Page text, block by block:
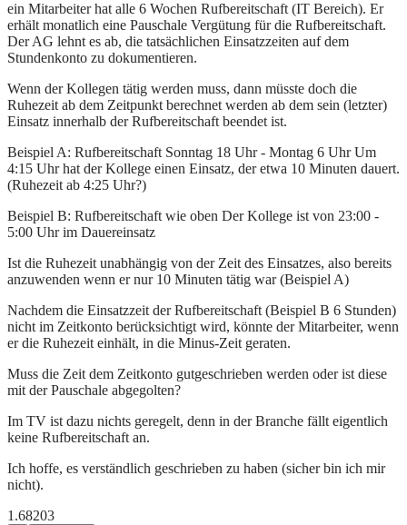
ein Mitarbeiter hat alle 6 Wochen Rufbereitschaft (IT Bereich). Er
erhält monatlich eine Pauschale Vergütung für die Rufbereitschaft.
Der AG lehnt es ab, die tatsächlichen Einsatzzeiten auf dem
Stundenkonto zu dokumentieren.
Wenn der Kollegen tätig werden muss, dann müsste doch die
Ruhezeit ab dem Zeitpunkt berechnet werden ab dem sein (letzter)
Einsatz innerhalb der Rufbereitschaft beendet ist.
Beispiel A: Rufbereitschaft Sonntag 18 Uhr - Montag 6 Uhr Um
4:15 Uhr hat der Kollege einen Einsatz, der etwa 10 Minuten dauert.
(Ruhezeit ab 4:25 Uhr?)
Beispiel B: Rufbereitschaft wie oben Der Kollege ist von 23:00 -
5:00 Uhr im Dauereinsatz
Ist die Ruhezeit unabhängig von der Zeit des Einsatzes, also bereits
anzuwenden wenn er nur 10 Minuten tätig war (Beispiel A)
Nachdem die Einsatzzeit der Rufbereitschaft (Beispiel B 6 Stunden)
nicht im Zeitkonto berücksichtigt wird, könnte der Mitarbeiter, wenn
er die Ruhezeit einhält, in die Minus-Zeit geraten.
Muss die Zeit dem Zeitkonto gutgeschrieben werden oder ist diese
mit der Pauschale abgegolten?
Im TV ist dazu nichts geregelt, denn in der Branche fällt eigentlich
keine Rufbereitschaft an.
Ich hoffe, es verständlich geschrieben zu haben (sicher bin ich mir
nicht).
1.68203